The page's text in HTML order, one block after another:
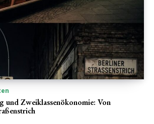
und Zweiklassenökonomie: Von